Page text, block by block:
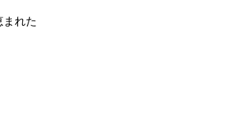
れた